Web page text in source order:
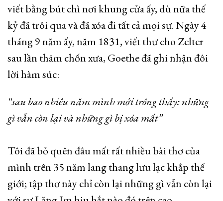
viết bằng bút chì nơi khung cửa ấy, dù nữa thế
kỷ đã trôi qua và đã xóa đi tất cả mọi sự. Ngày 4
tháng 9 năm ấy, năm 1831, viết thư cho Zelter
sau lần thăm chốn xưa, Goethe đã ghi nhận đôi
lời hàm súc:
“sau bao nhiêu năm mình mới trông thấy: những
gì vẫn còn lại và những gì bị xóa mất”
Tôi đã bỏ quên đâu mất rất nhiều bài thơ của
mình trên 35 năm lang thang lưu lạc khắp thế
giới; tập thơ này chỉ còn lại những gì vẫn còn lại